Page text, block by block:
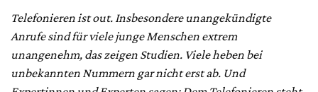
Telefonieren ist out. Insbesondere unangekündigte
Anrufe sind für viele junge Menschen extrem
unangenehm, das zeigen Studien. Viele heben bei
unbekannten Nummern gar nicht erst ab. Und